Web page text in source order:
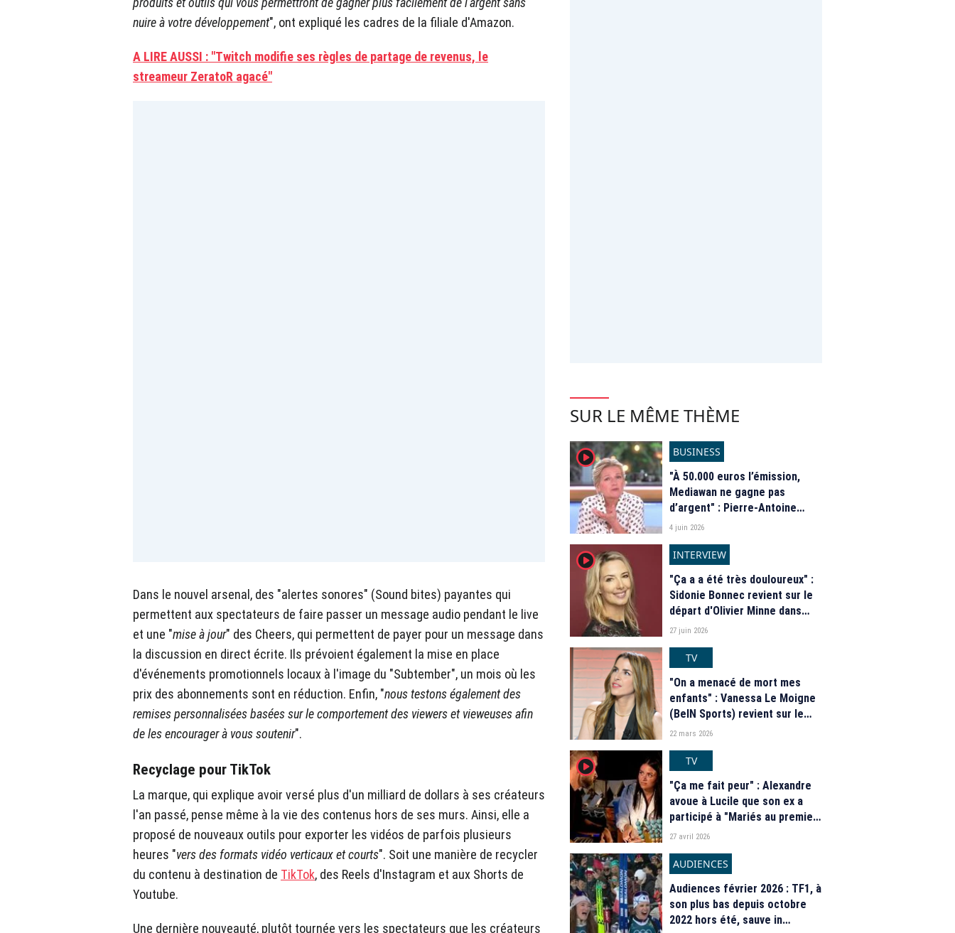
nuire à votre développement", ont expliqué les cadres de la filiale d'Amazon.
A LIRE AUSSI : "Twitch modifie ses règles de partage de revenus, le
streameur ZeratoR agacé"
Dans le nouvel arsenal, des "alertes sonores" (Sound bites) payantes qui
permettent aux spectateurs de faire passer un message audio pendant le live
et une "mise à jour" des Cheers, qui permettent de payer pour un message dans
la discussion en direct écrite. Ils prévoient également la mise en place
d'événements promotionnels locaux à l'image du "Subtember", un mois où les
prix des abonnements sont en réduction. Enfin, "nous testons également des
remises personnalisées basées sur le comportement des viewers et vieweuses afin
de les encourager à vous soutenir".
Recyclage pour TikTok
La marque, qui explique avoir versé plus d'un milliard de dollars à ses créateurs
l'an passé, pense même à la vie des contenus hors de ses murs. Ainsi, elle a
proposé de nouveaux outils pour exporter les vidéos de parfois plusieurs
heures "vers des formats vidéo verticaux et courts". Soit une manière de recycler
du contenu à destination de TikTok, des Reels d'Instagram et aux Shorts de
Youtube.
Une dernière nouveauté, plutôt tournée vers les spectateurs que les créateurs
SUR LE MÊME THÈME
player2
BUSINESS
"À 50.000 euros l’émission,
Mediawan ne gagne pas
d’argent" : Pierre-Antoine
Capton se confie sur le coût
4 juin 2026
player2
INTERVIEW
"Ça a a été très douloureux" :
Sidonie Bonnec revient sur le
départ d'Olivier Minne dans
"Tout le monde a son mot à
27 juin 2026
TV
"On a menacé de mort mes
enfants" : Vanessa Le Moigne
(BeIN Sports) revient sur le
cyberharcèlement "mega
décision de ne plus couvrir le
22 mars 2026
player2
TV
"Ça me fait peur" : Alexandre
avoue à Lucile que son ex a
participé à "Mariés au premier
regard" l'année dernière et
mariage, elle tombe de haut
27 avril 2026
AUDIENCES
Audiences février 2026 : TF1, à
son plus bas depuis octobre
2022 hors été, sauve in